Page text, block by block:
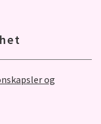
og